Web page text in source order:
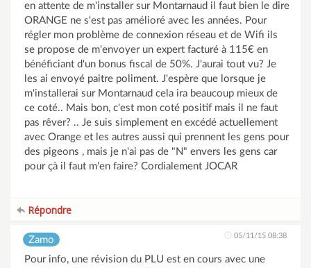
en attente de m'installer sur Montarnaud il faut bien le dire
ORANGE ne s'est pas amélioré avec les années. Pour
régler mon problème de connexion réseau et de Wifi ils
se propose de m'envoyer un expert facturé à 115€ en
bénéficiant d'un bonus fiscal de 50%. J'aurai tout vu? Je
les ai envoyé paitre poliment. J'espère que lorsque je
m'installerai sur Montarnaud cela ira beaucoup mieux de
ce coté.. Mais bon, c'est mon coté positif mais il ne faut
pas rêver? .. Je suis simplement en excédé actuellement
avec Orange et les autres aussi qui prennent les gens pour
des pigeons , mais je n'ai pas de "N" envers les gens car
pour çà il faut m'en faire? Cordialement JOCAR
Répondre
Zamo 05/11/15 08:38
Pour info, une révision du PLU est en cours avec une